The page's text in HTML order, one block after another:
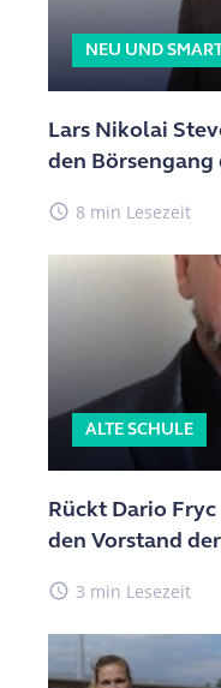
NEU UND
Lars Nikolai
den Börsengang
access_time 8 min Lesezeit
ALTE SCHULE
Rückt Dario
den Vorstand
access_time 3 min Lesezeit